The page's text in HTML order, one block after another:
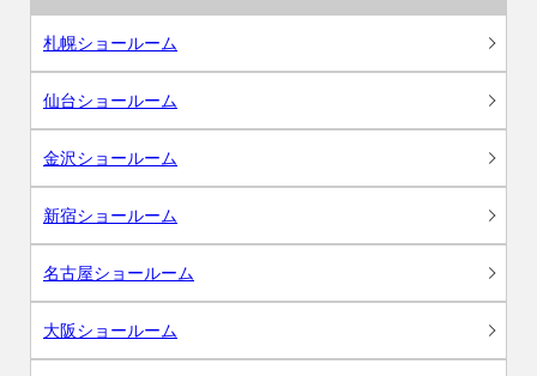
札幌ショールーム
仙台ショールーム
金沢ショールーム
新宿ショールーム
名古屋ショールーム
大阪ショールーム